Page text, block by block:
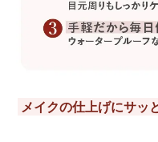
メイクの仕上げにサッ